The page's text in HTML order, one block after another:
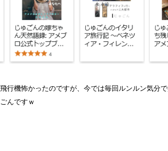
行機怖かったのですが、今では毎回ルンルン気分で
んですｗ